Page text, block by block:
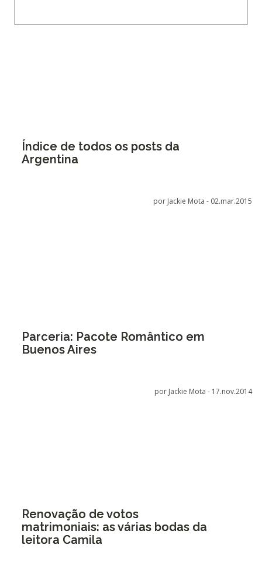
Índice de todos os posts da
Argentina
por Jackie Mota - 02.mar.2015
Parceria: Pacote Romântico em
Buenos Aires
por Jackie Mota - 17.nov.2014
Renovação de votos
matrimoniais: as várias bodas da
leitora Camila